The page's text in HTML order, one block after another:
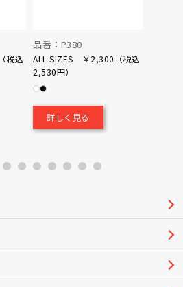
税込
品番：P380
ALL SIZES ￥2,300（税込
2,530円）
詳しく見る
6 7 8 9 10